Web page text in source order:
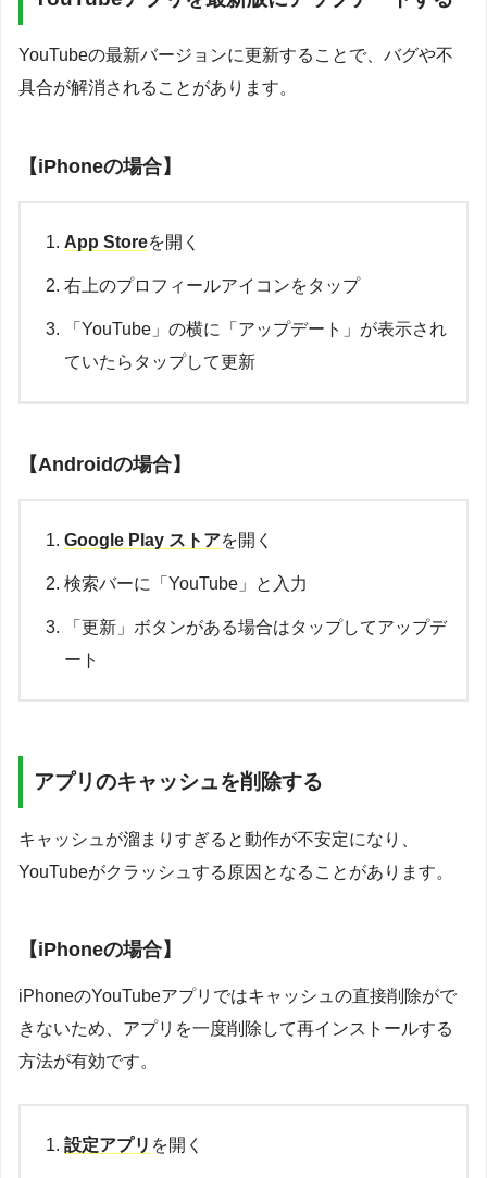
YouTubeの最新バージョンに更新することで、バグや不
具合が解消されることがあります。
【iPhoneの場合】
App Storeを開く
右上のプロフィールアイコンをタップ
「YouTube」の横に「アップデート」が表示され
ていたらタップして更新
【Androidの場合】
Google Play ストアを開く
検索バーに「YouTube」と入力
「更新」ボタンがある場合はタップしてアップデ
ート
アプリのキャッシュを削除する
キャッシュが溜まりすぎると動作が不安定になり、
YouTubeがクラッシュする原因となることがあります。
【iPhoneの場合】
iPhoneのYouTubeアプリではキャッシュの直接削除がで
きないため、アプリを一度削除して再インストールする
方法が有効です。
設定アプリ を開く